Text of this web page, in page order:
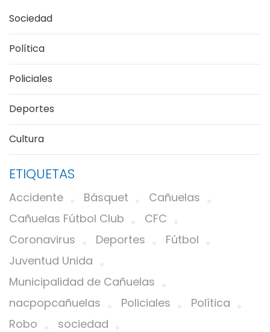
Sociedad
Política
Policiales
Deportes
Cultura
ETIQUETAS
Accidente Básquet
Cañuelas
Cañuelas Fútbol Club
CFC
Coronavirus
Deportes
Fútbol
Juventud Unida
Municipalidad de Cañuelas
nacpopcañuelas
Policiales
Política
Robo
sociedad